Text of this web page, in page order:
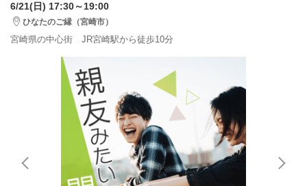
6/21(日) 17:30～19:00
ひなたのご縁（宮崎市）
宮崎県の中心街 JR宮崎駅から徒歩10分